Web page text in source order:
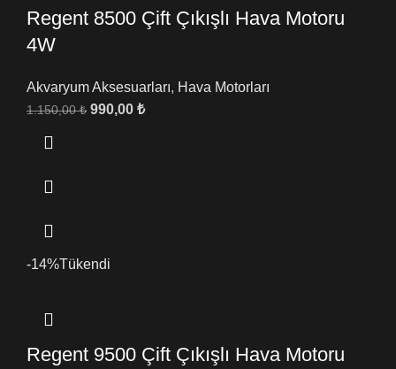
Regent 8500 Çift Çıkışlı Hava Motoru
4W
Akvaryum Aksesuarları, Hava Motorları
1.150,00₺ 990,00 ₺
-14%Tükendi
Regent 9500 Çift Çıkışlı Hava Motoru